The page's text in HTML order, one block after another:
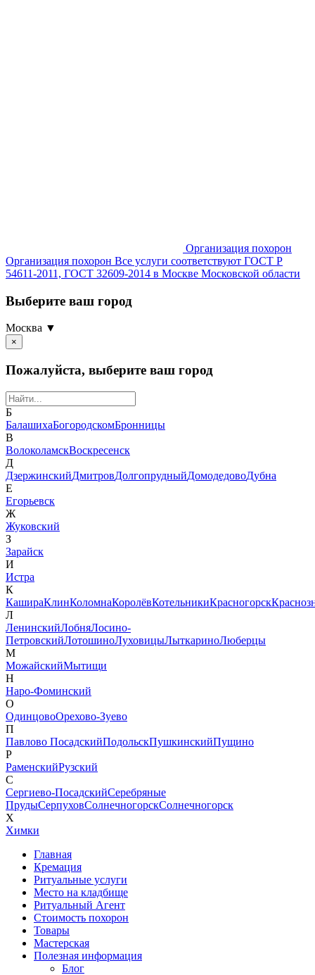
Организация похорон
Организация похорон Все услуги соответствуют ГОСТ Р
54611-2011, ГОСТ 32609-2014 в Москве Московской области
Выберите ваш город
Москва ▼
×
Пожалуйста, выберите ваш город
Б
БалашихаБогородскомБронницы
В
ВолоколамскВоскресенск
Д
ДзержинскийДмитровДолгопрудныйДомодедовоДубна
Е
Егорьевск
Ж
Жуковский
З
Зарайск
И
Истра
К
КашираКлинКоломнаКоролёвКотельникиКрасногорск
Л
ЛенинскийЛобняЛосино-
ПетровскийЛотошиноЛуховицыЛыткариноЛюберцы
М
МожайскийМытищи
Н
Наро-Фоминский
О
ОдинцовоОрехово-Зуево
П
Павлово ПосадскийПодольскПушкинскийПущино
Р
РаменскийРузский
С
Сергиево-ПосадскийСеребряные
ПрудыСерпуховСолнечногорскСолнечногорск
Х
Химки
Главная
Кремация
Ритуальные услуги
Место на кладбище
Ритуальный Агент
Стоимость похорон
Товары
Мастерская
Полезная информация
Блог